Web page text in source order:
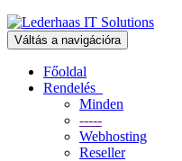
Váltás a navigációra
Főoldal
Rendelés
Minden
-----
Webhosting
Reseller